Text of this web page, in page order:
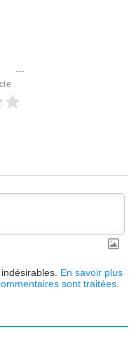
En savoir plus
sont traitées